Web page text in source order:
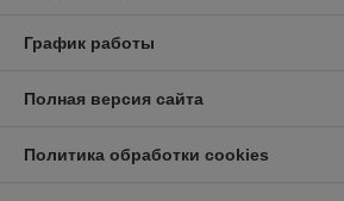
График работы
Полная версия сайта
Политика обработки cookies